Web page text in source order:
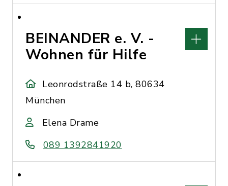
BEINANDER e. V. -
Wohnen für Hilfe
Leonrodstraße 14 b, 80634
München
Elena Drame
089 1392841920